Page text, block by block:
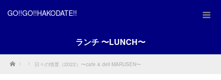
GO!!GO!!HAKODATE!!
ランチ 〜LUNCH〜
Home 日々の情景（2022）〜cafe & deli MARUSEN〜